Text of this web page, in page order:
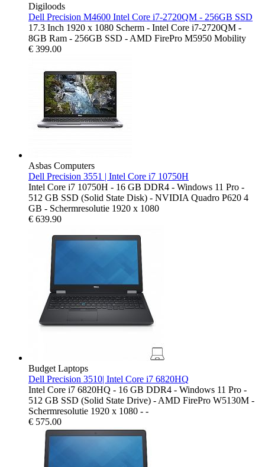
Digiloods
Dell Precision M4600 Intel Core i7-2720QM - 256GB SSD
17.3 Inch 1920 x 1080 Scherm - Intel Core i7-2720QM -
8GB Ram - 256GB SSD - AMD FirePro M5950 Mobility
€ 399.00
Asbas Computers
Dell Precision 3551 | Intel Core i7 10750H
Intel Core i7 10750H - 16 GB DDR4 - Windows 11 Pro -
512 GB SSD (Solid State Disk) - NVIDIA Quadro P620 4
GB - Schermresolutie 1920 x 1080
€ 639.90
Budget Laptops
Dell Precision 3510| Intel Core i7 6820HQ
Intel Core i7 6820HQ - 16 GB DDR4 - Windows 11 Pro -
512 GB SSD (Solid State Drive) - AMD FirePro W5130M -
Schermresolutie 1920 x 1080 - -
€ 575.00